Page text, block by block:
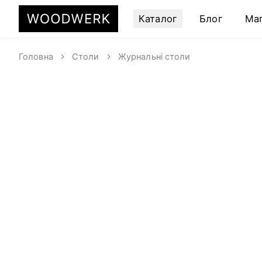
Каталог Блог
Головна Столи Журнальні столи